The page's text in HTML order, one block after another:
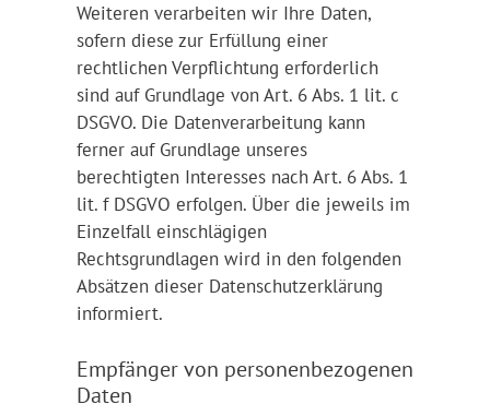
Weiteren verarbeiten wir Ihre Daten,
sofern diese zur Erfüllung einer
rechtlichen Verpflichtung erforderlich
sind auf Grundlage von Art. 6 Abs. 1 lit. c
DSGVO. Die Datenverarbeitung kann
ferner auf Grundlage unseres
berechtigten Interesses nach Art. 6 Abs. 1
lit. f DSGVO erfolgen. Über die jeweils im
Einzelfall einschlägigen
Rechtsgrundlagen wird in den folgenden
Absätzen dieser Datenschutzerklärung
informiert.
Empfänger von personenbezogenen
Daten